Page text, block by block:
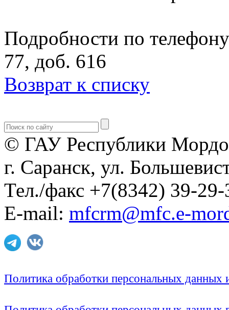
Подробности по
77, доб. 616
Возврат к списку
© ГАУ Республики
г. Саранск, ул.
Тел./факс +7(8342) 39-29-
E-mail: mfcrm@mfc.e-
Политика обработки персональных